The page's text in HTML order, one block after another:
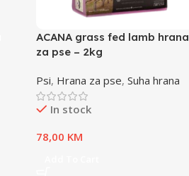
ACANA grass fed lamb hrana
za pse – 2kg
Psi, Hrana za pse, Suha hrana
In stock
78,00 KM